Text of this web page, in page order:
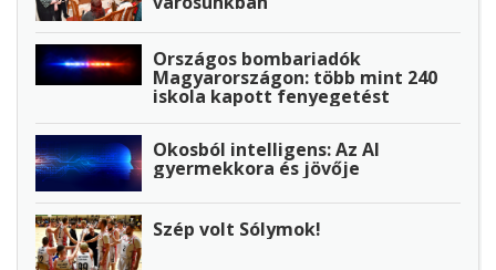
Országos bombariadók
Magyarországon: több mint 240
iskola kapott fenyegetést
Okosból intelligens: Az AI
gyermekkora és jövője
Szép volt Sólymok!